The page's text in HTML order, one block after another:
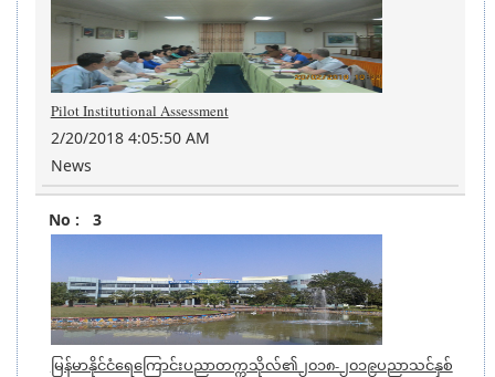
Pilot Institutional Assessment
2/20/2018 4:05:50 AM
News
3
မြန်မာနိုင်ငံရေကြောင်းပညာတက္ကသိုလ်၏၂၀၁၈-၂၀၁၉ပညာသင်နှစ်